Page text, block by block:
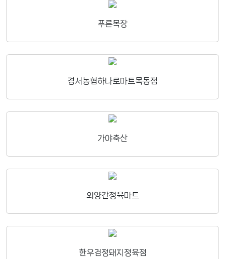
푸른목장
경서농협하나로마트목동점
가야축산
외양간정육마트
한우검정돼지정육점